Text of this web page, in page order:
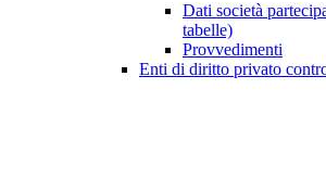
Dati società
tabelle)
Provvedimenti
Enti di diritto privato